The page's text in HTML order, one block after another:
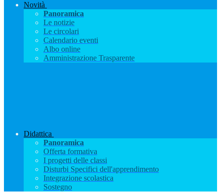
Novità
Panoramica
Le notizie
Le circolari
Calendario eventi
Albo online
Amministrazione Trasparente
Didattica
Panoramica
Offerta formativa
I progetti delle classi
Disturbi Specifici dell'apprendimento
Integrazione scolastica
Sostegno